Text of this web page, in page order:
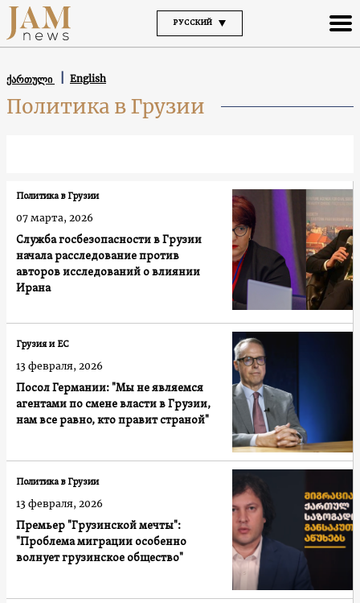
РУССКИЙ
ქართული English
Политика в Грузии
Служба госбезопасности в Грузии
начала расследование против
авторов исследований о влиянии
Ирана
Политика в Грузии
07 марта, 2026
Посол Германии: "Мы не являемся
агентами по смене власти в Грузии,
нам все равно, кто правит страной"
Грузия и ЕС
13 февраля, 2026
Премьер "Грузинской мечты":
"Проблема миграции особенно
волнует грузинское общество"
Политика в Грузии
13 февраля, 2026